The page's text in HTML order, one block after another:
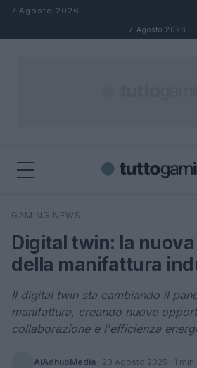
Salta al contenuto
7 Agosto 2026
7 Agosto 2026
Cerca
GAMING NEWS
Digital twin: la
della manifattura
Il digital twin sta cambiando il
manifattura, creando nuove
collaborazione e l'efficienza
AiAdhubMedia · 23 Agosto 2025 · 1 min